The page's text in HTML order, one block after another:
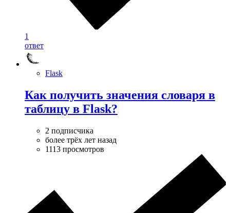
1
ответ
Flask
Как получить значения словаря в
таблицу в Flask?
2 подписчика
более трёх лет назад
1113 просмотров